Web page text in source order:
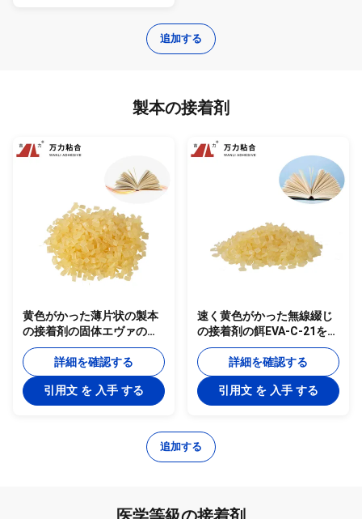
追加する
製本の接着剤
黄色がかった薄片状の製本
の接着剤の固体エヴァの熱
い接着剤EVA-C-22
詳細を確認する
引用文 を 入手 する
速く黄色がかった無線綴じ
の接着剤の餌EVA-C-21を治
す150度の製本の接着剤
詳細を確認する
引用文 を 入手 する
追加する